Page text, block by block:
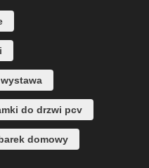
do drzwi pcv
domowy